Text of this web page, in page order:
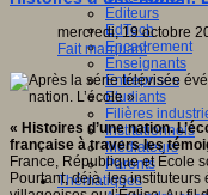
Editeurs
EdTech
Encadrement
Enseignants
Entreprises
Etudiants
Filières
Institutionnels
Médiateurs
Parents
Thématiques
mercredi, 19 octobre
Fait marquant
« Histoires d’une nation.
française à travers les
France, République et École
Pourtant, déjà, les